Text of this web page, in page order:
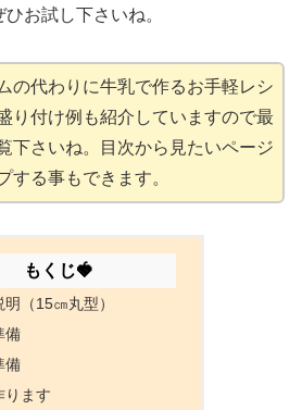
お試し下さいね。
の代わりに牛乳で作るお手軽レシ
り付け例も紹介していますので最
下さいね。目次から見たいページ
する事もできます。
もくじ🍓
（15㎝丸型）
備
備
ります